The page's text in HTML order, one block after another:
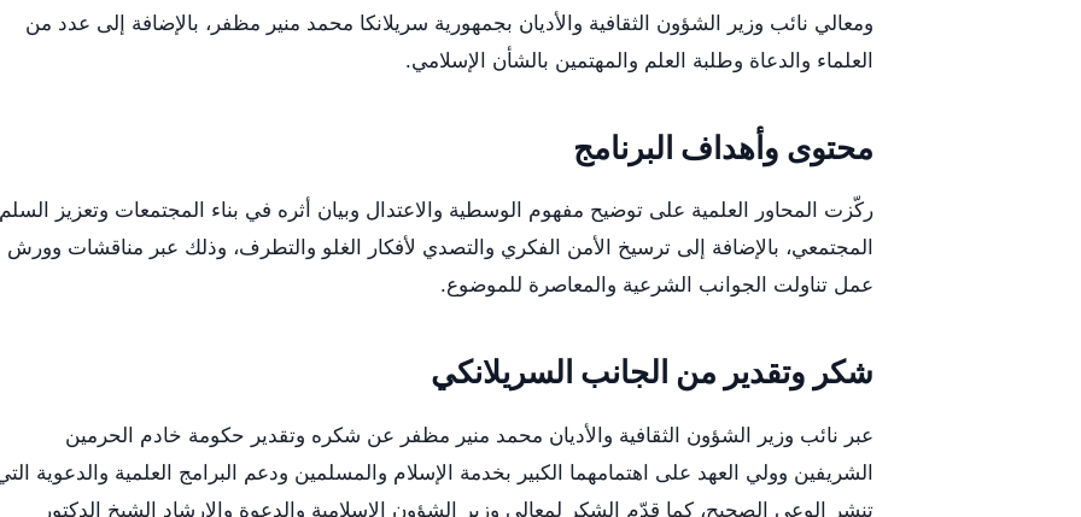
ومعالي نائب وزير الشؤون الثقافية والأديان بجمهورية سريلانكا محمد منير مظفر، بالإضافة إلى عدد من
العلماء والدعاة وطلبة العلم والمهتمين بالشأن الإسلامي.
محتوى وأهداف البرنامج
ركّزت المحاور العلمية على توضيح مفهوم الوسطية والاعتدال وبيان أثره في بناء المجتمعات وتعزيز السلم
المجتمعي، بالإضافة إلى ترسيخ الأمن الفكري والتصدي لأفكار الغلو والتطرف، وذلك عبر مناقشات وورش
عمل تناولت الجوانب الشرعية والمعاصرة للموضوع.
شكر وتقدير من الجانب السريلانكي
عبر نائب وزير الشؤون الثقافية والأديان محمد منير مظفر عن شكره وتقدير حكومة خادم الحرمين
الشريفين وولي العهد على اهتمامهما الكبير بخدمة الإسلام والمسلمين ودعم البرامج العلمية والدعوية
تنشر الوعي الصحيح، كما قدّم الشكر لمعالي وزير الشؤون الإسلامية والدعوة والإرشاد الشيخ الدكتور